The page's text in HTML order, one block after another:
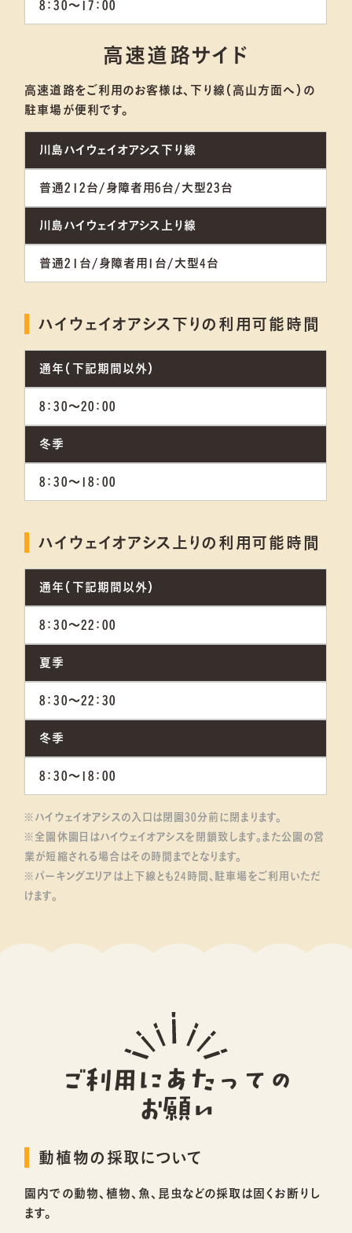
8：30～17：00
高速道路サイド
高速道路をご利用のお客様は、下り線（高山方面へ）の
駐車場が便利です。
川島ハイウェイオアシス下り線
普通212台/身障者用6台/大型23台
川島ハイウェイオアシス上り線
普通21台/身障者用1台/大型4台
ハイウェイオアシス下りの利用可能時間
通年（下記期間以外）
8：30～20：00
冬季
8：30～18：00
ハイウェイオアシス上りの利用可能時間
通年（下記期間以外）
8：30～22：00
夏季
8：30～22：30
冬季
8：30～18：00
※ハイウェイオアシスの入口は閉園30分前に閉まります。
※全園休園日はハイウェイオアシスを閉鎖致します。また公園の営
業が短縮される場合はその時間までとなります。
※パーキングエリアは上下線とも24時間、駐車場をご利用いただ
けます。
ご利用にあたっての
お願い
動植物の採取について
園内での動物、植物、魚、昆虫などの採取は固くお断りし
ます。